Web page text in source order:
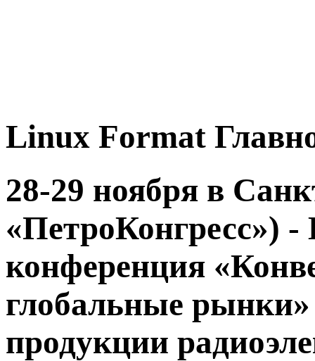
Linux Format
28-29 ноября в
«ПетроКонгресс»)
конференция
глобальные
продукции